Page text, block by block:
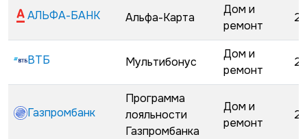
АЛЬФА-БАНК Альфа-Карта
Дом и
ремонт
ВТБ Мультибонус
Дом и
ремонт
Газпромбанк
Программа
лояльности
Газпромбанка
Дом и
ремонт